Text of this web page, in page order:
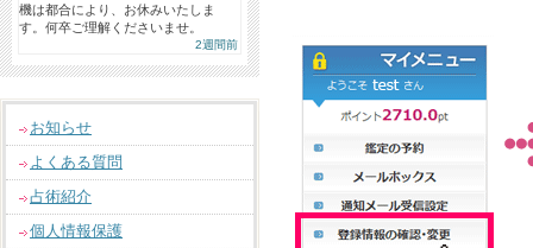
機は都合により、お休みいたしま
す。何卒ご理解くださいませ。
2週間前
お知らせ
よくある質問
占術紹介
個人情報保護